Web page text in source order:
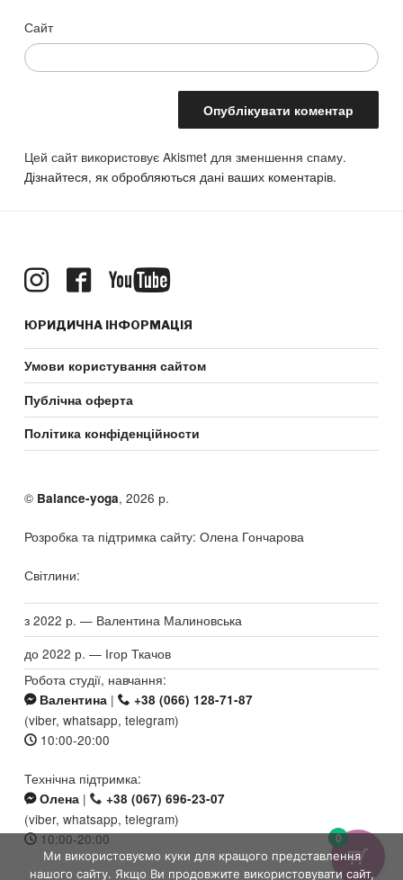
Сайт
Цей сайт використовує Akismet для зменшення спаму.
Дізнайтеся, як обробляються дані ваших коментарів.
ЮРИДИЧНА ІНФОРМАЦІЯ
Умови користування сайтом
Публічна оферта
Політика конфіденційности
© Balance-yoga, 2026 р.
Розробка та підтримка сайту: Олена Гончарова
Світлини:
з 2022 р. — Валентина Малиновська
до 2022 р. — Ігор Ткачов
Робота студії, навчання:
Валентина | +38 (066) 128-71-87
(viber, whatsapp, telegram)
10:00-20:00
Технічна підтримка:
Олена | +38 (067) 696-23-07
(viber, whatsapp, telegram)
10:00-20:00
0
Ми використовуємо куки для кращого представлення
нашого сайту. Якщо Ви продовжите використовувати сайт,